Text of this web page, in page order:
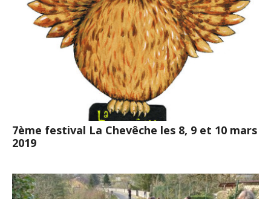
7ème festival La Chevêche les 8, 9 et 10 mars
2019